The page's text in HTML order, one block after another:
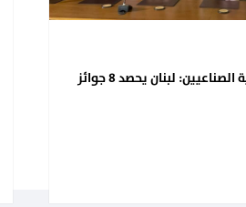
لقاء تكريمي في جمعية الصناعيين: لبنان يحصد 8 جوائز